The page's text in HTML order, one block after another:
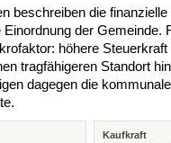
beschreiben die finanzielle
der Gemeinde.
höhere
tragfähigeren Standort
dagegen die kommunale
Kaufkraft